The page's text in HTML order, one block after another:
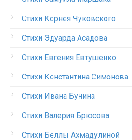
Стихи Корнея Чуковского
Стихи Эдуарда Асадова
Стихи Евгения Евтушенко
Стихи Константина Симонова
Стихи Ивана Бунина
Стихи Валерия Брюсова
Стихи Беллы Ахмадулиной